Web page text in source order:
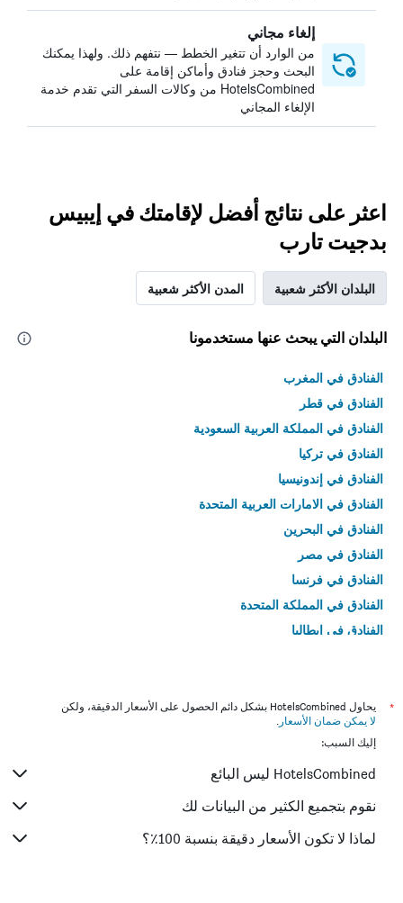
إلغاء مجاني
من الوارد أن تتغير الخطط — نتفهم ذلك. ولهذا يمكنك
البحث وحجز فنادق وأماكن إقامة على
HotelsCombined من وكالات السفر التي تقدم خدمة
الإلغاء المجاني
اعثر على نتائج أفضل لإقامتك في إيبيس
بدجيت تارب
البلدان الأكثر شعبية المدن الأكثر شعبية
البلدان التي يبحث عنها مستخدمونا
الفنادق في المغرب
الفنادق في قطر
الفنادق في المملكة العربية السعودية
الفنادق في تركيا
الفنادق في إندونيسيا
الفنادق في الامارات العربية المتحدة
الفنادق في البحرين
الفنادق في مصر
الفنادق في فرنسا
الفنادق في المملكة المتحدة
الفنادق في إيطاليا
*
يحاول HotelsCombined بشكل دائم الحصول على الأسعار الدقيقة، ولكن
لا يمكن ضمان الأسعار .
إليك السبب:
HotelsCombined ليس البائع
نقوم بتجميع الكثير من البيانات لك
لماذا لا تكون الأسعار دقيقة بنسبة 100٪؟